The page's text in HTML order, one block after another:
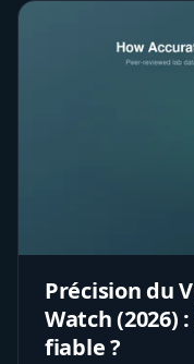
Précision du
Watch (2026)
fiable ?